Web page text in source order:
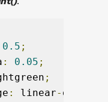
0.5 ;
: 0.05 ;
;
: linear-